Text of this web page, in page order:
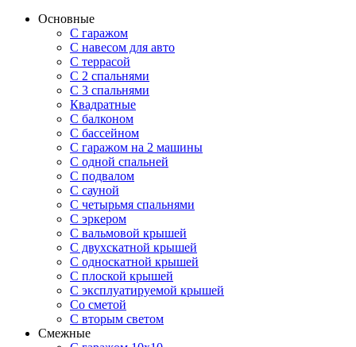
Основные
С гаражом
С навесом для авто
С террасой
С 2 спальнями
С 3 спальнями
Квадратные
С балконом
С бассейном
С гаражом на 2 машины
С одной спальней
С подвалом
С сауной
С четырьмя спальнями
С эркером
С вальмовой крышей
С двухскатной крышей
С односкатной крышей
С плоской крышей
С эксплуатируемой крышей
Со сметой
С вторым светом
Смежные